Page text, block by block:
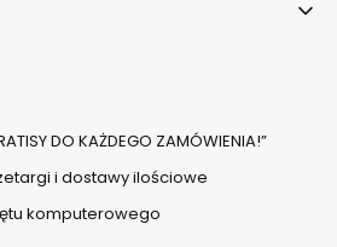
DO KAŻDEGO ZAMÓWIENIA!”
i dostawy ilościowe
komputerowego